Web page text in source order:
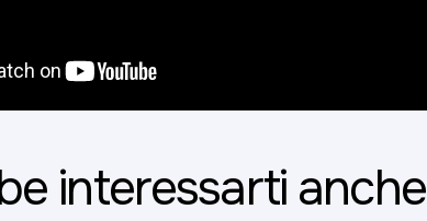
interessarti anche